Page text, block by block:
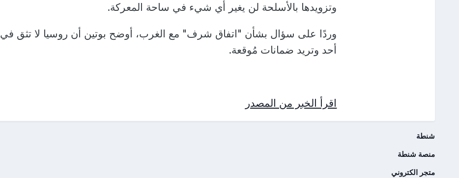
وتزويدها بالأسلحة لن يغير أي شيء في ساحة المعركة.
وردًا على سؤال بشأن "اتفاق شرف" مع الغرب، أوضح بوتين أن روسيا لا تثق في
أحد وتريد ضمانات مُوقعة.
اقرأ الخبر من المصدر
شنطة
منصة شنطة
متجر الكتروني